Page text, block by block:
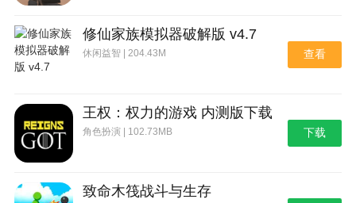
修仙家族模拟器破解版 v4.7
休闲益智 | 204.43M 查看
王权：权力的游戏 内测版下载
角色扮演 | 102.73MB 下载
致命木筏战斗与生存